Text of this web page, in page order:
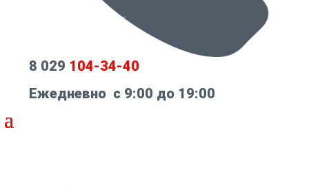
8 029 104-34-40
Ежедневно с 9:00 до 19:00